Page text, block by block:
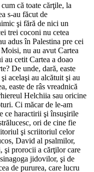
că toate cărţile, la
s-au făcut de
şi fără de nici un
trei coconi nu cetea
adus în Palestina pre cei
nu au avut Cartea
au cetit Cartea a doao
De unde, dară, easte
acelaşi au alcătuit şi au
easte de râs vreadnică
Helchiia sau oricine
Ci măcar de le-am
ce haractirii şi însuşirile
ori de cine fie
şi scriitoriul celor
David al psalmilor,
şi prorocii a cărţilor care
jidovilor, şi de
de pururea, care lucru